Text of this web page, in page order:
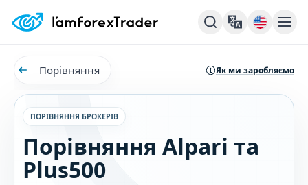
Порівняння Як ми заробляємо
ПОРІВНЯННЯ БРОКЕРІВ
Порівняння Alpari та
Plus500